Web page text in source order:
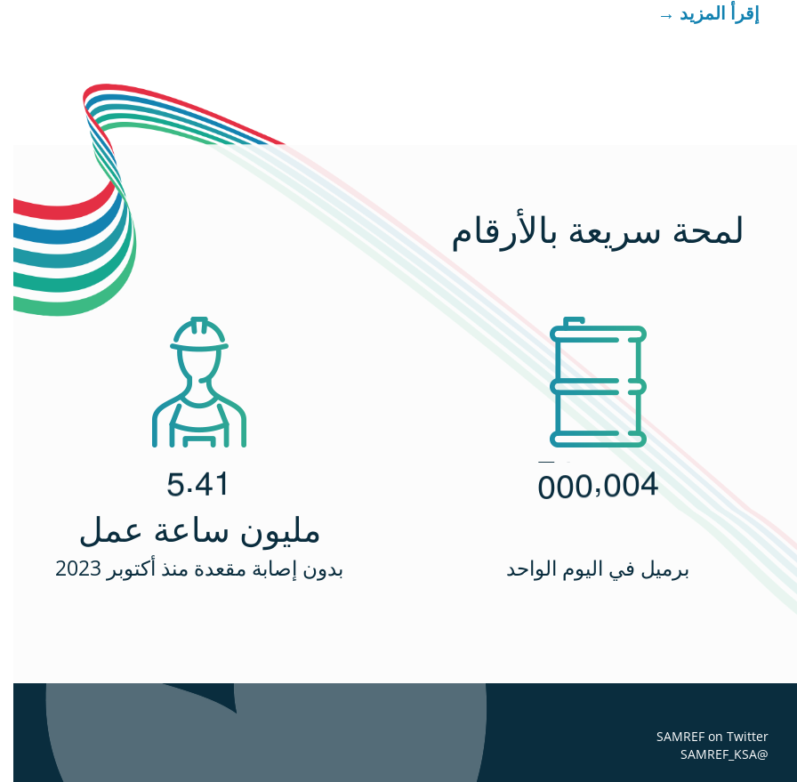
تلبية احتياجات المرضى، إلى جانب نشر الوعي بأهمية التبرع
إقرأ المزيد
لمحة سريعة بالأرقام
4
0
0
,
0
0
0
برميل في اليوم الواحد
1
4
.
5
مليون ساعة عمل
بدون إصابة مقعدة منذ أكتوبر 2023
SAMREF on Twitter
@SAMREF_KSA